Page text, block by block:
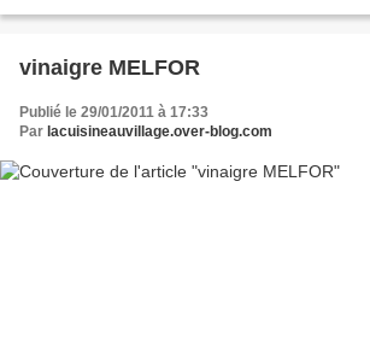
vinaigre MELFOR
Publié le 29/01/2011 à 17:33
Par lacuisineauvillage.over-blog.com